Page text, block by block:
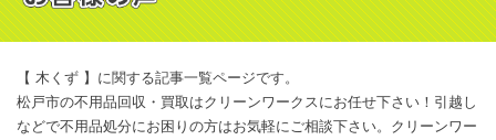
【 木くず 】に関する記事一覧ページです。
松戸市の不用品回収・買取はクリーンワークスにお任せ下さい！引越し
などで不用品処分にお困りの方はお気軽にご相談下さい。クリーンワー